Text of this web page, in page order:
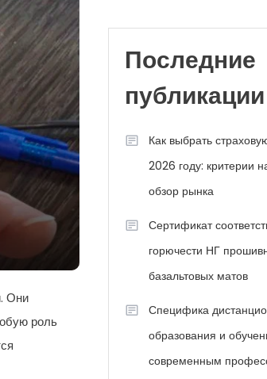
Они
роль
Последние
публикации
Как выбрать
2026 году: критерии
обзор рынка
Сертификат
горючести НГ
базальтовых матов
Специфика
образования и
современным